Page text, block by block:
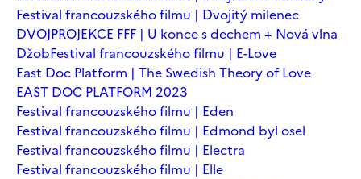
Festival francouzského filmu | Dvojitý milenec
DVOJPROJEKCE FFF | U konce s dechem + Nová vlna
DžobFestival francouzského filmu | E-Love
East Doc Platform | The Swedish Theory of Love
EAST DOC PLATFORM 2023
Festival francouzského filmu | Eden
Festival francouzského filmu | Edmond byl osel
Festival francouzského filmu | Electra
Festival francouzského filmu | Elle